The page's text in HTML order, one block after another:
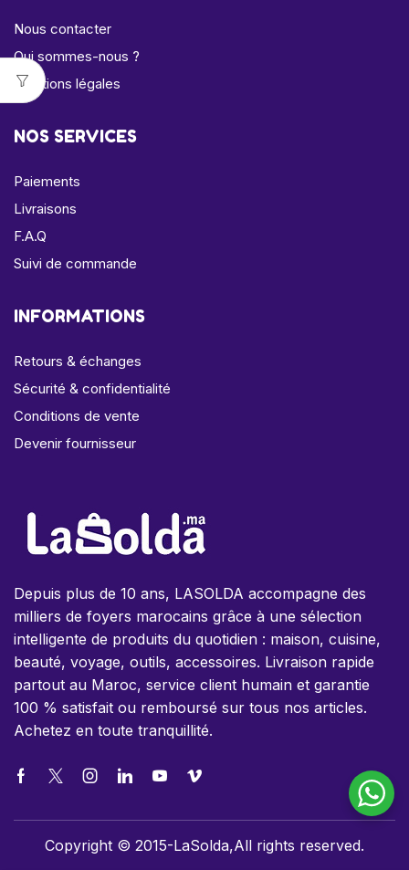
Nous contacter
Qui sommes-nous ?
Mentions légales
NOS SERVICES
Paiements
Livraisons
F.A.Q
Suivi de commande
INFORMATIONS
Retours & échanges
Sécurité & confidentialité
Conditions de vente
Devenir fournisseur
Depuis plus de 10 ans, LASOLDA accompagne des
milliers de foyers marocains grâce à une sélection
intelligente de produits du quotidien : maison, cuisine,
beauté, voyage, outils, accessoires. Livraison rapide
partout au Maroc, service client humain et garantie
100 % satisfait ou remboursé sur tous nos articles.
Achetez en toute tranquillité.
Copyright © 2015-LaSolda,All rights reserved.